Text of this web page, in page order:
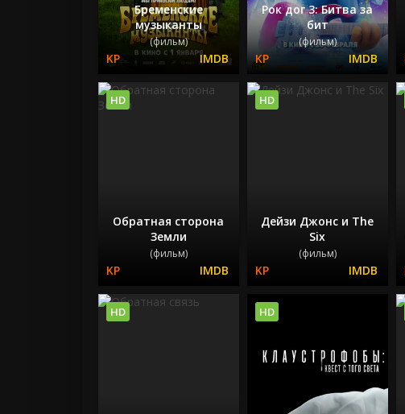
Бременские
музыканты
(фильм)
Рок дог 3: Битва за
бит
(фильм)
Обратная сторона
Земли
(фильм)
HD
Дейзи Джонс и The
Six
(фильм)
HD
HD HD